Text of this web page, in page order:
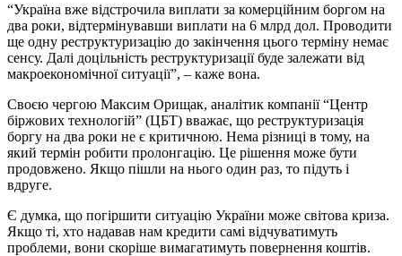
“Україна вже відстрочила виплати за комерційним боргом на
два роки, відтермінувавши виплати на 6 млрд дол. Проводити
ще одну реструктуризацію до закінчення цього терміну немає
сенсу. Далі доцільність реструктуризації буде залежати від
макроекономічної ситуації”, – каже вона.
Своєю чергою Максим Орищак, аналітик компанії “Центр
біржових технологій” (ЦБТ) вважає, що реструктуризація
боргу на два роки не є критичною. Нема різниці в тому, на
який термін робити пролонгацію. Це рішення може бути
продовжено. Якщо пішли на нього один раз, то підуть і
вдруге.
Є думка, що погіршити ситуацію України може світова криза.
Якщо ті, хто надавав нам кредити самі відчуватимуть
проблеми, вони скоріше вимагатимуть повернення коштів.